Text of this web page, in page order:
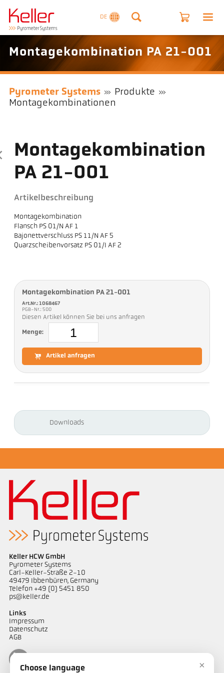
DE
Montagekombination PA 21-001
Pyrometer Systems
Produkte
Montagekombinationen
Montagekombination
PA 21-001
Artikelbeschreibung
Montagekombination
Flansch PS 01/N AF 1
Bajonettverschluss PS 11/N AF 5
Quarzscheibenvorsatz PS 01/I AF 2
Montagekombination PA 21-001
Art.Nr.: 1068467
PGB-Nr.: 500
Diesen Artikel können Sie bei uns anfragen
Menge:
Artikel anfragen
Downloads
Keller HCW GmbH
Pyrometer Systems
Carl-Keller-Straße 2-10
49479 Ibbenbüren, Germany
Telefon +49 (0) 5451 850
ps@keller.de
Links
Impressum
Datenschutz
AGB
×
Choose language